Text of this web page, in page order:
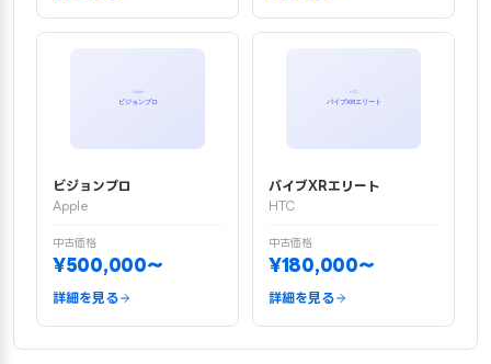
ビジョンプロ
Apple
中古価格
¥500,000〜
詳細を見る
バイブXRエリート
HTC
中古価格
¥180,000〜
詳細を見る